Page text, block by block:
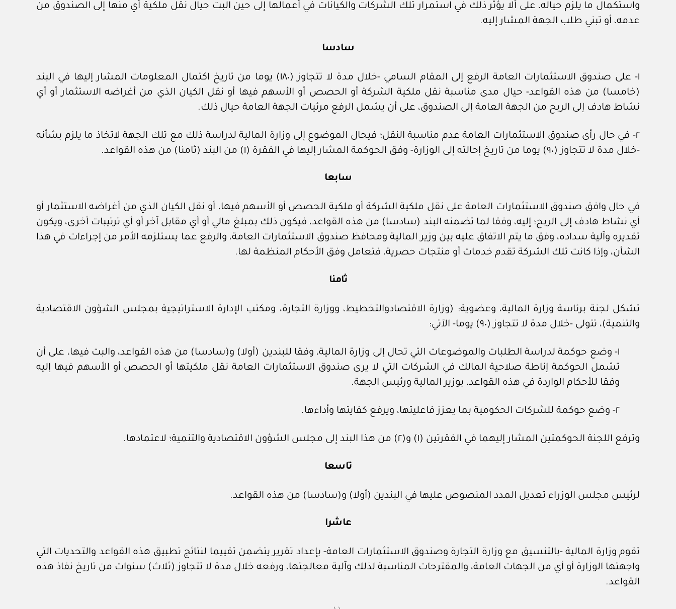
واستكمال ما يلزم حياله، على ألا يؤثر ذلك في استمرار تلك الشركات والكيانات في أعمالها إلى حين البت حيال نقل ملكية أي منها إلى الصندوق من
عدمه، أو تبني طلب الجهة المشار إليه.
سادسا
١- على صندوق الاستثمارات العامة الرفع إلى المقام السامي -خلال مدة لا تتجاوز (١٨٠) يوما من تاريخ اكتمال المعلومات المشار إليها في البند
(خامسا) من هذه القواعد- حيال مدى مناسبة نقل ملكية الشركة أو الحصص أو الأسهم فيها أو نقل الكيان الذي من أغراضه الاستثمار أو أي
نشاط هادف إلى الربح من الجهة العامة إلى الصندوق، على أن يشمل الرفع مرئيات الجهة العامة حيال ذلك.
٢- في حال رأى صندوق الاستثمارات العامة عدم مناسبة النقل؛ فيحال الموضوع إلى وزارة المالية لدراسة ذلك مع تلك الجهة لاتخاذ ما يلزم بشأنه
-خلال مدة لا تتجاوز (٩٠) يوما من تاريخ إحالته إلى الوزارة- وفق الحوكمة المشار إليها في الفقرة (١) من البند (ثامنا) من هذه القواعد.
سابعا
في حال وافق صندوق الاستثمارات العامة على نقل ملكية الشركة أو ملكية الحصص أو الأسهم فيها، أو نقل الكيان الذي من أغراضه الاستثمار أو
أي نشاط هادف إلى الربح؛ إليه، وفقا لما تضمنه البند (سادسا) من هذه القواعد، فيكون ذلك بمبلغ مالي أو أي مقابل آخر أو أي ترتيبات أخرى، ويكون
تقديره وآلية سداده، وفق ما يتم الاتفاق عليه بين وزير المالية ومحافظ صندوق الاستثمارات العامة، والرفع عما يستلزمه الأمر من إجراءات في هذا
الشأن، وإذا كانت تلك الشركة تقدم خدمات أو منتجات حصرية، فتعامل وفق الأحكام المنظمة لها.
ثامنا
تشكل لجنة برئاسة وزارة المالية، وعضوية: (وزارة الاقتصادوالتخطيط، ووزارة التجارة، ومكتب الإدارة الاستراتيجية بمجلس الشؤون الاقتصادية
والتنمية)، تتولى -خلال مدة لا تتجاوز (٩٠) يوما- الآتي:
١- وضع حوكمة لدراسة الطلبات والموضوعات التي تحال إلى وزارة المالية، وفقا للبندين (أولا) و(سادسا) من هذه القواعد، والبت فيها، على أن
تشمل الحوكمة إناطة صلاحية المالك في الشركات التي لا يرى صندوق الاستثمارات العامة نقل ملكيتها أو الحصص أو الأسهم فيها إليه
وفقا للأحكام الواردة في هذه القواعد، بوزير المالية ورئيس الجهة.
٢- وضع حوكمة للشركات الحكومية بما يعزز فاعليتها، ويرفع كفايتها وأداءها.
وترفع اللجنة الحوكمتين المشار إليهما في الفقرتين (١) و(٢) من هذا البند إلى مجلس الشؤون الاقتصادية والتنمية؛ لاعتمادها.
تاسعا
لرئيس مجلس الوزراء تعديل المدد المنصوص عليها في البندين (أولا) و(سادسا) من هذه القواعد.
عاشرا
تقوم وزارة المالية -بالتنسيق مع وزارة التجارة وصندوق الاستثمارات العامة- بإعداد تقرير يتضمن تقييما لنتائج تطبيق هذه القواعد والتحديات التي
واجهتها الوزارة أو أي من الجهات العامة، والمقترحات المناسبة لذلك وآلية معالجتها، ورفعه خلال مدة لا تتجاوز (ثلاث) سنوات من تاريخ نفاذ هذه
القواعد.